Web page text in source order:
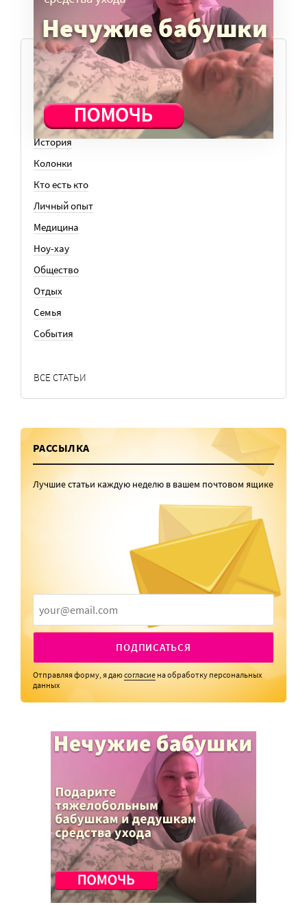
ТЕМЫ
Вера
Законы
История
Колонки
Кто есть кто
Личный опыт
Медицина
Ноу-хау
Общество
Отдых
Семья
События
ВСЕ СТАТЬИ
РАССЫЛКА
Лучшие статьи каждую неделю в вашем почтовом ящике
ПОДПИСАТЬСЯ
Отправляя форму, я даюсогласие на обработку персональных
данных